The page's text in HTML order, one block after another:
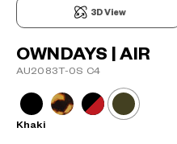
3D View
OWNDAYS | AIR
AU2083T-0S C4
Khaki